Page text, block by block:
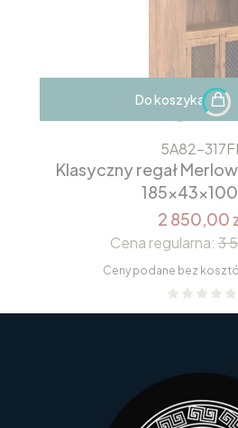
Do koszyka
5A82-
Klasyczny regał
2 850,00
Cena regularna: 3
Ceny podane bez